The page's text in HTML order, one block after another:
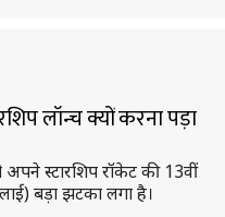
लॉन्च क्यों करना पड़ा
स्टारशिप रॉकेट की 13वीं
बड़ा झटका लगा है।